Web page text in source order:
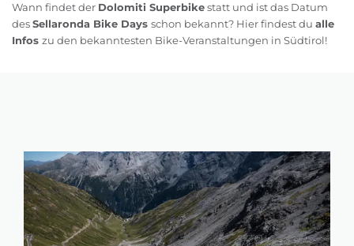
Wann findet der Dolomiti Superbikestatt und ist das Datum
desSellaronda Bike Days schon bekannt? Hier findest du alle
Infos zu den bekanntesten Bike-Veranstaltungen in Südtirol!